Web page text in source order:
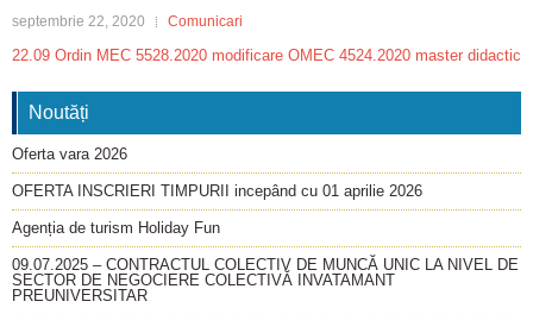
septembrie 22, 2020 Comunicari
22.09 Ordin MEC 5528.2020 modificare OMEC 4524.2020 master didactic
Noutăți
Oferta vara 2026
OFERTA INSCRIERI TIMPURII incepând cu 01 aprilie 2026
Agenția de turism Holiday Fun
09.07.2025 – CONTRACTUL COLECTIV DE MUNCĂ UNIC LA NIVEL DE
SECTOR DE NEGOCIERE COLECTIVĂ INVATAMANT
PREUNIVERSITAR